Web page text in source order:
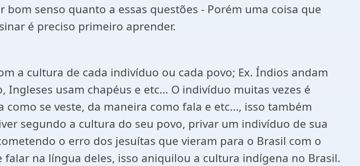
senso quanto a essas questões - Porém uma coisa que
é preciso primeiro aprender.
a cultura de cada indivíduo ou cada povo; Ex. Índios andam
usam chapéus e etc... O indivíduo muitas vezes é
se veste, da maneira como fala e etc..., isso também
segundo a cultura do seu povo, privar um indivíduo de sua
o erro dos jesuítas que vieram para o Brasil com o
na língua deles, isso aniquilou a cultura indígena no Brasil.